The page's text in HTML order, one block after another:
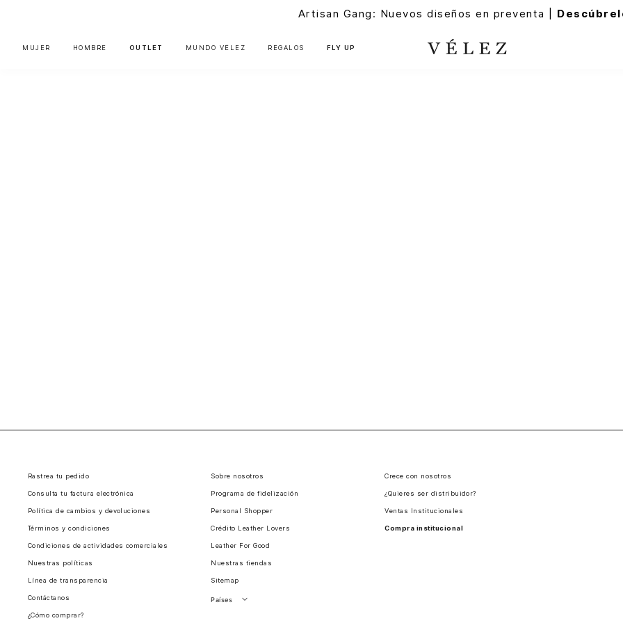
Artisan Gang: Nuevos diseños en preventa |
MUJER HOMBRE OUTLET MUNDO VÉLEZ REGALOS FLY UP
Rastrea tu pedido
Consulta tu factura electrónica
Política de cambios y devoluciones
Términos y condiciones
Condiciones de actividades comerciales
Nuestras políticas
Línea de transparencia
Contáctanos
¿Cómo comprar?
Sobre nosotros
Programa de fidelización
Personal Shopper
Crédito Leather Lovers
Leather For Good
Nuestras tiendas
Sitemap
Países
Crece con nosotros
¿Quieres ser distribuidor?
Ventas Institucionales
Compra institucional